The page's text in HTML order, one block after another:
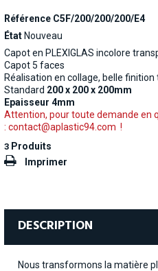
Référence C5F/200/200/200/E4
État Nouveau
Capot en PLEXIGLAS incolore
Capot 5 faces
Réalisation en collage, belle
Standard 200 x 200 x 200mm
Epaisseur 4mm
Attention, pour toute demande en
: contact@aplastic94.com !
3 Produits
Imprimer
DESCRIPTION
Nous transformons la matière